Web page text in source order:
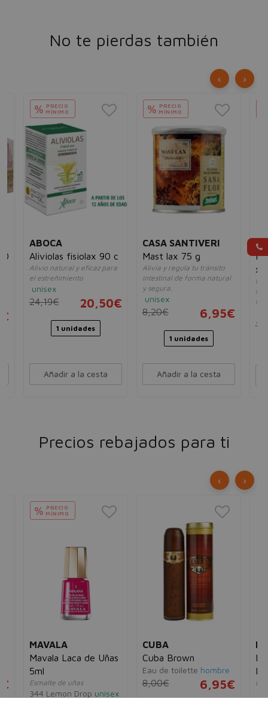
No te pierdas también
% PRECIO
MÍNIMO
ABOCA
Aliviolas fisiolax 90 c
Alivio natural y eficaz para
el estreñimiento
unisex
24,19€ 20,50€
1 unidades
Añadir a la cesta
% PRECIO
MÍNIMO
CASA SANTIVERI
Mast lax 75 g
Alivia y regula tu tránsito
intestinal de forma natural
y segura.
unisex
8,20€ 6,95€
1 unidades
Añadir a la cesta
x
‹ ›
Precios rebajados para ti
% PRECIO
MÍNIMO
MAVALA
Mavala Laca de Uñas
5ml
Esmalte de uñas
344 Lemon Drop unisex
CUBA
Cuba Brown
Eau de toilette hombre
8,00€ 6,95€
‹ ›